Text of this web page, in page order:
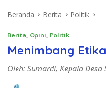
Beranda Berita Politik
Berita, Opini, Politik
Menimbang
Oleh: Sumardi, Kepala